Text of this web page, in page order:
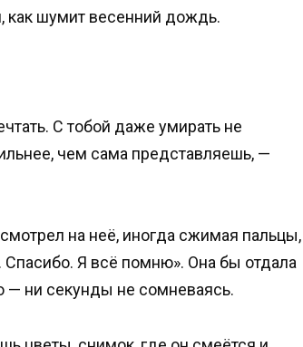
как шумит весенний дождь.
С тобой даже умирать не
чем сама представляешь, —
на неё, иногда сжимая пальцы,
Я всё помню». Она бы отдала
— ни секунды не сомневаясь.